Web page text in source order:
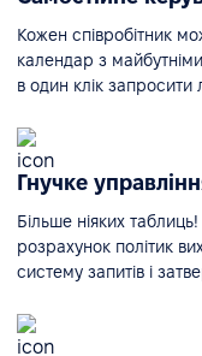
Кожен співробітник
календар з
в один клік запросити
Гнучке
Більше ніяких
розрахунок політик
систему запитів і